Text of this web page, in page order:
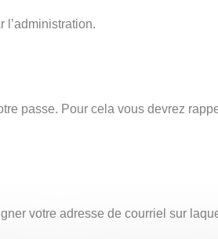
l’administration.
passe. Pour cela vous devrez
votre adresse de courriel sur